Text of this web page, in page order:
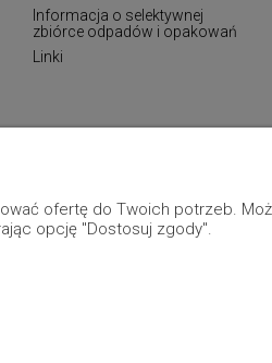
Informacja o selektywnej
zbiórce odpadów i opakowań
Linki
ofertę do Twoich potrzeb.
opcję "Dostosuj zgody".